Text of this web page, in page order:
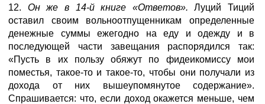
12. Он же в 14-й книге «Ответов».Луций Тиций
оставил своим вольноотпущенникам определенные
денежные суммы ежегодно на еду и одежду и в
последующей части завещания распорядился так:
«Пусть в их пользу обяжут по фидеикомиссу мои
поместья, такое-то и такое-то, чтобы они получали из
дохода от них вышеупомянутое содержание».
Спрашивается: что, если доход окажется меньше, чем